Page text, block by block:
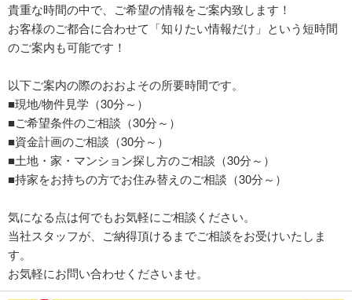
貴重な時間の中で、ご希望の情報をご案内致します！
お客様のご都合に合わせて「知りたい情報だけ」という短時間
のご案内も可能です！
以下ご案内の際のおおよその所要時間です。
■現地/物件見学（30分～）
■ご希望条件のご相談（30分～）
■資金計画のご相談（30分～）
■土地・家・マンション探し方のご相談（30分～）
■持家をお持ちの方でお住み替えのご相談（30分～）
気になる点は何でもお気軽にご相談ください。
当社スタッフが、ご納得頂けるまでご相談をお受けいたしま
す。
お気軽にお問い合わせくださいませ。